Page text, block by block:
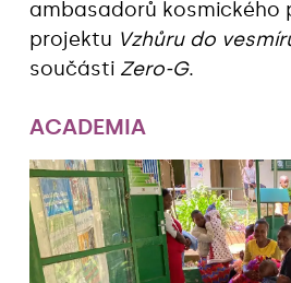
ambasadorů kosmického
projektu Vzhůru do
součásti Zero-G.
ACADEMIA